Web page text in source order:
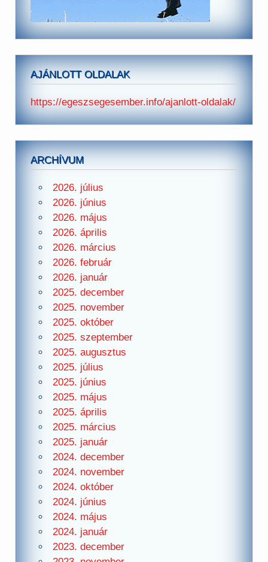
AJÁNLOTT OLDALAK
https://egeszsegesember.info/ajanlott-oldalak/
ARCHÍVUM
2026. július
2026. június
2026. május
2026. április
2026. március
2026. február
2026. január
2025. december
2025. november
2025. október
2025. szeptember
2025. augusztus
2025. július
2025. június
2025. május
2025. április
2025. március
2025. január
2024. december
2024. november
2024. október
2024. június
2024. május
2024. január
2023. december